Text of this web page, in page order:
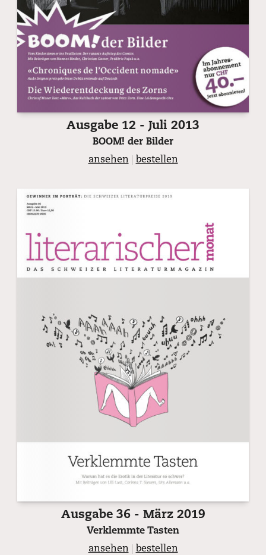
Ausgabe 12 - Juli 2013
BOOM! der Bilder
ansehen
bestellen
Ausgabe 36 - März 2019
Verklemmte Tasten
ansehen
bestellen